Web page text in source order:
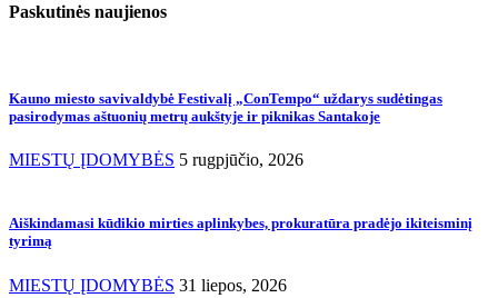
Paskutinės naujienos
Kauno miesto savivaldybė Festivalį „ConTempo“ uždarys sudėtingas
pasirodymas aštuonių metrų aukštyje ir piknikas Santakoje
MIESTŲ ĮDOMYBĖS 5 rugpjūčio, 2026
Aiškindamasi kūdikio mirties aplinkybes, prokuratūra pradėjo ikiteisminį
tyrimą
MIESTŲ ĮDOMYBĖS 31 liepos, 2026